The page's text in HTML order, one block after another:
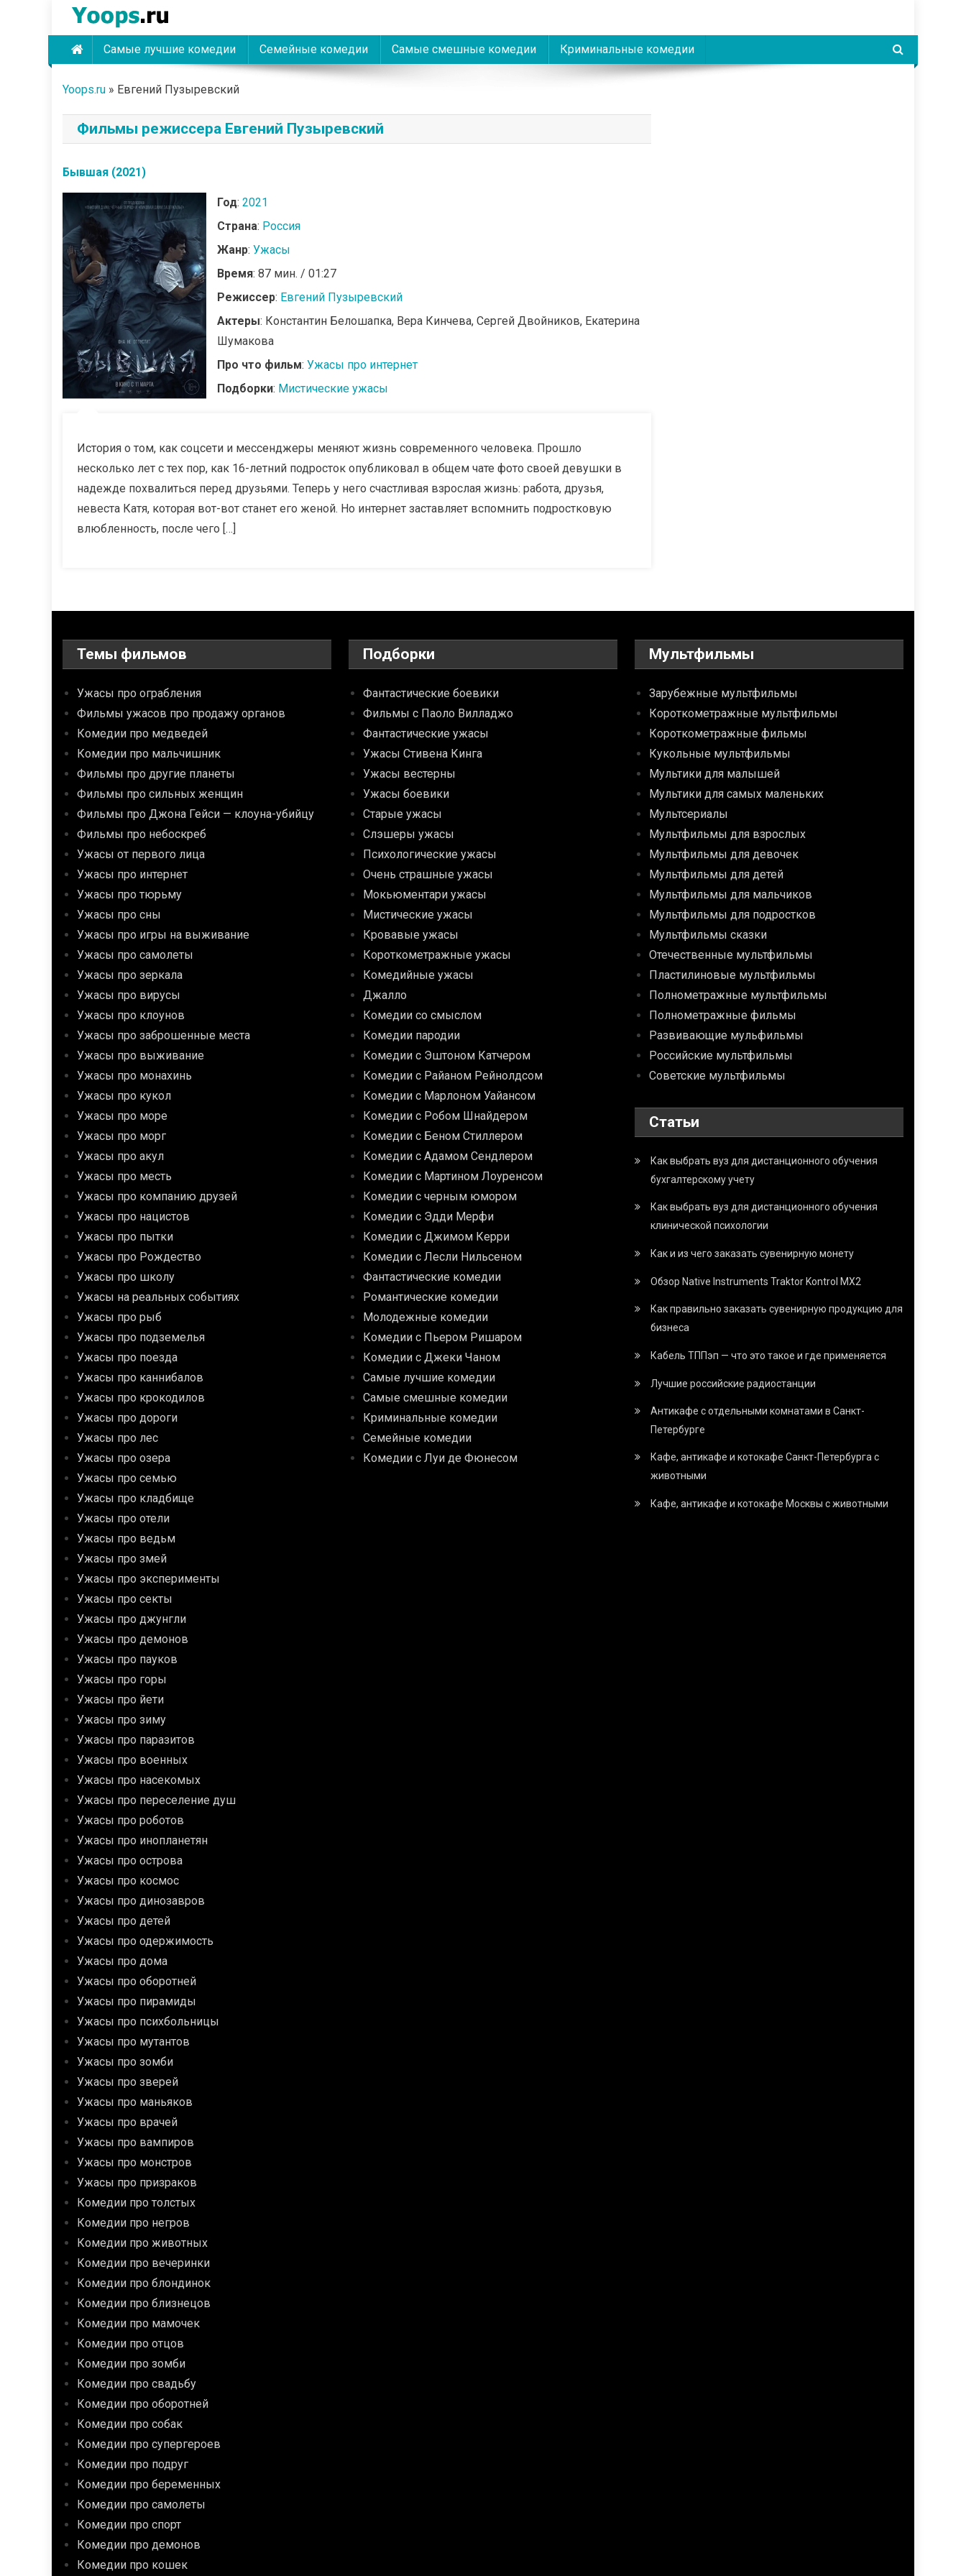
Skip
content
Yoops Самые лучшие комедии Семейные комедии Самые смешные комедии Криминальные комедии
Yoops.ru » Евгений Пузыревский
Фильмы режиссера Евгений Пузыревский
Бывшая (2021)
Год: 2021
Страна: Россия
Жанр: Ужасы
Время: 87 мин. / 01:27
Режиссер: Евгений Пузыревский
Актеры: Константин Белошапка, Вера Кинчева, Сергей Двойников, Екатерина
Шумакова
Про что фильм: Ужасы про интернет
Подборки: Мистические ужасы
История о том, как соцсети и мессенджеры меняют жизнь современного человека. Прошло
несколько лет с тех пор, как 16-летний подросток опубликовал в общем чате фото своей девушки в
надежде похвалиться перед друзьями. Теперь у него счастливая взрослая жизнь: работа, друзья,
невеста Катя, которая вот-вот станет его женой. Но интернет заставляет вспомнить подростковую
влюбленность, после чего […]
Темы фильмов
Ужасы про ограбления
Фильмы ужасов про продажу органов
Комедии про медведей
Комедии про мальчишник
Фильмы про другие планеты
Фильмы про сильных женщин
Фильмы про Джона Гейси — клоуна-убийцу
Фильмы про небоскреб
Ужасы от первого лица
Ужасы про интернет
Ужасы про тюрьму
Ужасы про сны
Ужасы про игры на выживание
Ужасы про самолеты
Ужасы про зеркала
Ужасы про вирусы
Ужасы про клоунов
Ужасы про заброшенные места
Ужасы про выживание
Ужасы про монахинь
Ужасы про кукол
Ужасы про море
Ужасы про морг
Ужасы про акул
Ужасы про месть
Ужасы про компанию друзей
Ужасы про нацистов
Ужасы про пытки
Ужасы про Рождество
Ужасы про школу
Ужасы на реальных событиях
Ужасы про рыб
Ужасы про подземелья
Ужасы про поезда
Ужасы про каннибалов
Ужасы про крокодилов
Ужасы про дороги
Ужасы про лес
Ужасы про озера
Ужасы про семью
Ужасы про кладбище
Ужасы про отели
Ужасы про ведьм
Ужасы про змей
Ужасы про эксперименты
Ужасы про секты
Ужасы про джунгли
Ужасы про демонов
Ужасы про пауков
Ужасы про горы
Ужасы про йети
Ужасы про зиму
Ужасы про паразитов
Ужасы про военных
Ужасы про насекомых
Ужасы про переселение душ
Ужасы про роботов
Ужасы про инопланетян
Ужасы про острова
Ужасы про космос
Ужасы про динозавров
Ужасы про детей
Ужасы про одержимость
Ужасы про дома
Ужасы про оборотней
Ужасы про пирамиды
Ужасы про психбольницы
Ужасы про мутантов
Ужасы про зомби
Ужасы про зверей
Ужасы про маньяков
Ужасы про врачей
Ужасы про вампиров
Ужасы про монстров
Ужасы про призраков
Комедии про толстых
Комедии про негров
Комедии про животных
Комедии про вечеринки
Комедии про блондинок
Комедии про близнецов
Комедии про мамочек
Комедии про отцов
Комедии про зомби
Комедии про свадьбу
Комедии про оборотней
Комедии про собак
Комедии про супергероев
Комедии про подруг
Комедии про беременных
Комедии про самолеты
Комедии про спорт
Комедии про демонов
Комедии про кошек
Подборки
Фантастические боевики
Фильмы с Паоло Вилладжо
Фантастические ужасы
Ужасы Стивена Кинга
Ужасы вестерны
Ужасы боевики
Старые ужасы
Слэшеры ужасы
Психологические ужасы
Очень страшные ужасы
Мокьюментари ужасы
Мистические ужасы
Кровавые ужасы
Короткометражные ужасы
Комедийные ужасы
Джалло
Комедии со смыслом
Комедии пародии
Комедии с Эштоном Катчером
Комедии с Райаном Рейнолдсом
Комедии с Марлоном Уайансом
Комедии с Робом Шнайдером
Комедии с Беном Стиллером
Комедии с Адамом Сендлером
Комедии с Мартином Лоуренсом
Комедии с черным юмором
Комедии с Эдди Мерфи
Комедии с Джимом Керри
Комедии с Лесли Нильсеном
Фантастические комедии
Романтические комедии
Молодежные комедии
Комедии с Пьером Ришаром
Комедии с Джеки Чаном
Самые лучшие комедии
Самые смешные комедии
Криминальные комедии
Семейные комедии
Комедии с Луи де Фюнесом
Мультфильмы
Зарубежные мультфильмы
Короткометражные мультфильмы
Короткометражные фильмы
Кукольные мультфильмы
Мультики для малышей
Мультики для самых маленьких
Мультсериалы
Мультфильмы для взрослых
Мультфильмы для девочек
Мультфильмы для детей
Мультфильмы для мальчиков
Мультфильмы для подростков
Мультфильмы сказки
Отечественные мультфильмы
Пластилиновые мультфильмы
Полнометражные мультфильмы
Полнометражные фильмы
Развивающие мульфильмы
Российские мультфильмы
Советские мультфильмы
Статьи
Как выбрать вуз для дистанционного обучения
бухгалтерскому учету
Как выбрать вуз для дистанционного обучения
клинической психологии
Как и из чего заказать сувенирную монету
Обзор Native Instruments Traktor Kontrol MX2
Как правильно заказать сувенирную продукцию для
бизнеса
Кабель ТППэп — что это такое и где применяется
Лучшие российские радиостанции
Антикафе с отдельными комнатами в Санкт-
Петербурге
Кафе, антикафе и котокафе Санкт-Петербурга с
животными
Кафе, антикафе и котокафе Москвы с животными